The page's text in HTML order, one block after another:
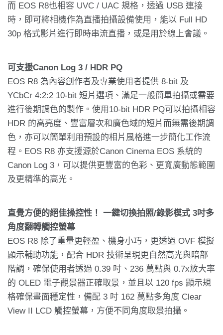
而 EOS R8也相容 UVC / UAC 規格，透過 USB 連接
時，即可將相機作為直播拍攝設備使用，能以 Full HD
30p 格式影片進行即時串流直播，或是用於線上會議。
可支援Canon Log 3 / HDR PQ
EOS R8 為內容創作者及專業使用者提供 8-bit 及
YCbCr 4:2:2 10-bit 短片選項、滿足一般簡單拍攝或需要
進行後期調色的製作。使用10-bit HDR PQ可以拍攝相容
HDR 的高亮度、豐富層次和廣色域的短片而無需後期調
色，亦可以簡單利用預設的相片風格進一步簡化工作流
程。EOS R8 亦支援源於Canon Cinema EOS 系統的
Canon Log 3，可以提供更豐富的色彩、更寬廣動態範圍
及更精準的高光。
直覺方便的絕佳操控性！ 一鍵切換拍照/錄影模式 3吋多
角度翻轉觸控螢幕
EOS R8 除了重量更輕盈、機身小巧，更透過 OVF 模擬
顯示輔助功能，配合 HDR 技術呈現更自然高光與暗部
階調，確保使用者透過 0.39 吋、236 萬點與 0.7x放大率
的 OLED 電子觀景器正確取景，並且以 120 fps 顯示規
格確保畫面穩定性，備配 3 吋 162 萬點多角度 Clear
View II LCD 觸控螢幕，方便不同角度取景拍攝。